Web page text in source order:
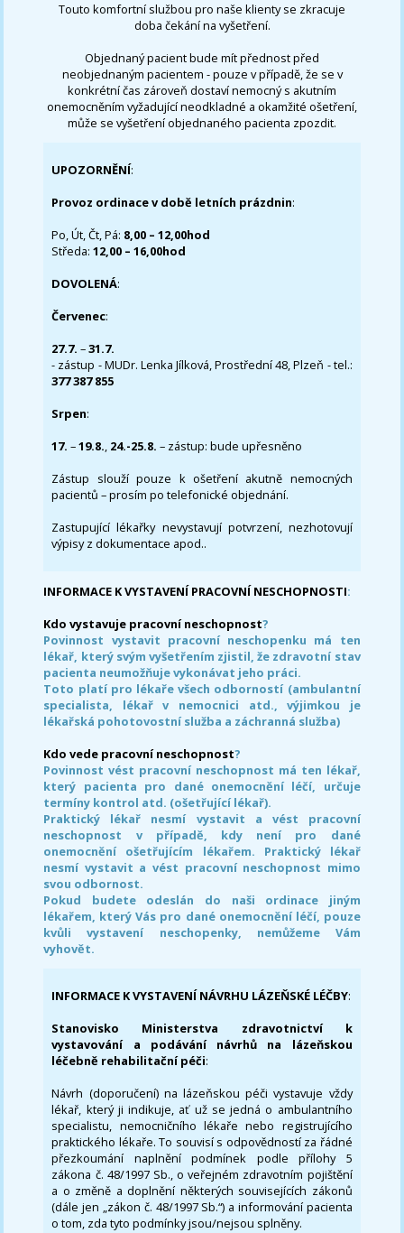
Touto komfortní službou pro naše klienty se zkracuje
doba čekání na vyšetření.
Objednaný pacient bude mít přednost před
neobjednaným pacientem - pouze v případě, že se v
konkrétní čas zároveň dostaví nemocný s akutním
onemocněním vyžadující neodkladné a okamžité ošetření,
může se vyšetření objednaného pacienta zpozdit.
UPOZORNĚNÍ:
Provoz ordinace v době letních prázdnin:
Po, Út, Čt, Pá: 8,00 – 12,00hod
Středa:12,00 – 16,00hod
DOVOLENÁ:
Červenec:
27.7.–31.7.
- zástup - MUDr. Lenka Jílková, Prostřední 48, Plzeň - tel.:
377 387 855
Srpen:
17. –19.8., 24.-25.8. – zástup: bude upřesněno
Zástup slouží pouze k ošetření akutně nemocných
pacientů – prosím po telefonické objednání.
Zastupující lékařky nevystavují potvrzení, nezhotovují
výpisy z dokumentace apod..
INFORMACE K VYSTAVENÍ PRACOVNÍ NESCHOPNOSTI:
Kdo vystavuje pracovní neschopnost?
Povinnost vystavit pracovní neschopenku má ten
lékař, který svým vyšetřením zjistil, že zdravotní stav
pacienta neumožňuje vykonávat jeho práci.
Toto platí pro lékaře všech odborností (ambulantní
specialista, lékař v nemocnici atd., výjimkou je
lékařská pohotovostní služba a záchranná služba)
Kdo vede pracovní neschopnost?
Povinnost vést pracovní neschopnost má ten lékař,
který pacienta pro dané onemocnění léčí, určuje
termíny kontrol atd. (ošetřující lékař).
Praktický lékař nesmí vystavit a vést pracovní
neschopnost v případě, kdy není pro dané
onemocnění ošetřujícím lékařem. Praktický lékař
nesmí vystavit a vést pracovní neschopnost mimo
svou odbornost.
Pokud budete odeslán do naši ordinace jiným
lékařem, který Vás pro dané onemocnění léčí, pouze
kvůli vystavení neschopenky, nemůžeme Vám
vyhovět.
INFORMACE K VYSTAVENÍ NÁVRHU LÁZEŇSKÉ LÉČBY:
Stanovisko Ministerstva zdravotnictví k
vystavování a podávání návrhů na lázeňskou
léčebně rehabilitační péči:
Návrh (doporučení) na lázeňskou péči vystavuje vždy
lékař, který ji indikuje, ať už se jedná o ambulantního
specialistu, nemocničního lékaře nebo registrujícího
praktického lékaře. To souvisí s odpovědností za řádné
přezkoumání naplnění podmínek podle přílohy 5
zákona č. 48/1997 Sb., o veřejném zdravotním pojištění
a o změně a doplnění některých souvisejících zákonů
(dále jen „zákon č. 48/1997 Sb.“) a informování pacienta
o tom, zda tyto podmínky jsou/nejsou splněny.